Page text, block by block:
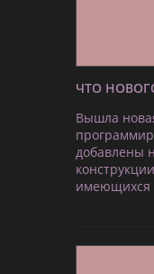
ЧТО
Вышла
добавлены
имеющихся